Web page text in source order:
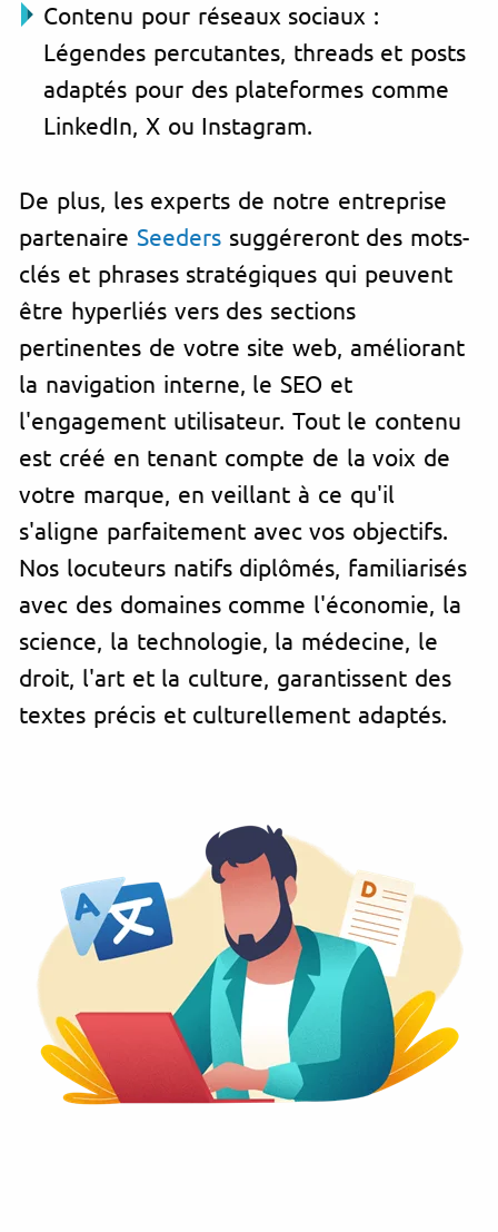
Contenu pour réseaux sociaux :
Légendes percutantes, threads et posts
adaptés pour des plateformes comme
LinkedIn, X ou Instagram.
De plus, les experts de notre entreprise
partenaire Seederssuggéreront des mots-
clés et phrases stratégiques qui peuvent
être hyperliés vers des sections
pertinentes de votre site web, améliorant
la navigation interne, le SEO et
l'engagement utilisateur. Tout le contenu
est créé en tenant compte de la voix de
votre marque, en veillant à ce qu'il
s'aligne parfaitement avec vos objectifs.
Nos locuteurs natifs diplômés, familiarisés
avec des domaines comme l'économie, la
science, la technologie, la médecine, le
droit, l'art et la culture, garantissent des
textes précis et culturellement adaptés.